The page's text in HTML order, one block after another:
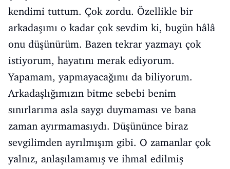
kendimi tuttum. Çok zordu. Özellikle bir
arkadaşımı o kadar çok sevdim ki, bugün hâlâ
onu düşünürüm. Bazen tekrar yazmayı çok
istiyorum, hayatını merak ediyorum.
Yapamam, yapmayacağımı da biliyorum.
Arkadaşlığımızın bitme sebebi benim
sınırlarıma asla saygı duymaması ve bana
zaman ayırmamasıydı. Düşününce biraz
sevgilimden ayrılmışım gibi. O zamanlar çok
yalnız, anlaşılamamış ve ihmal edilmiş